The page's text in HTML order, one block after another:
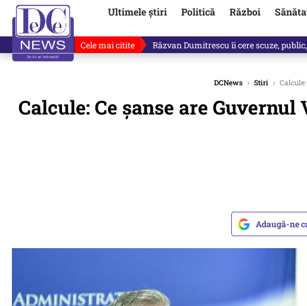
Ultimele știri Politică Război
Cele mai citite Ultimele informații după atacul asupra
DCNews › Stiri ›
Calcule: Ce șanse are
Adaugă-ne